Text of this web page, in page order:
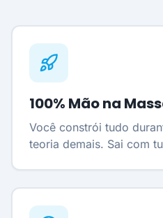
100% Mão na
Você constrói tudo
teoria demais. Sai com